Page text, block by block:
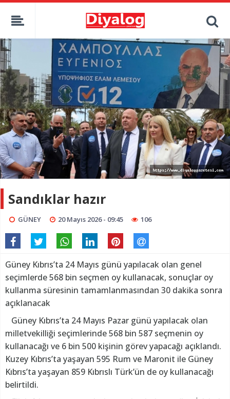
Sandıklar hazır
GÜNEY 20 Mayıs 2026 - 09:45 106
Güney Kıbrıs’ta 24 Mayıs günü yapılacak olan genel
seçimlerde 568 bin seçmen oy kullanacak, sonuçlar oy
kullanma süresinin tamamlanmasından 30 dakika sonra
açıklanacak
Güney Kıbrıs’ta 24 Mayıs Pazar günü yapılacak olan
milletvekilliği seçimlerinde 568 bin 587 seçmenin oy
kullanacağı ve 6 bin 500 kişinin görev yapacağı açıklandı.
Kuzey Kıbrıs’ta yaşayan 595 Rum ve Maronit ile Güney
Kıbrıs’ta yaşayan 859 Kıbrıslı Türk’ün de oy kullanacağı
belirtildi.